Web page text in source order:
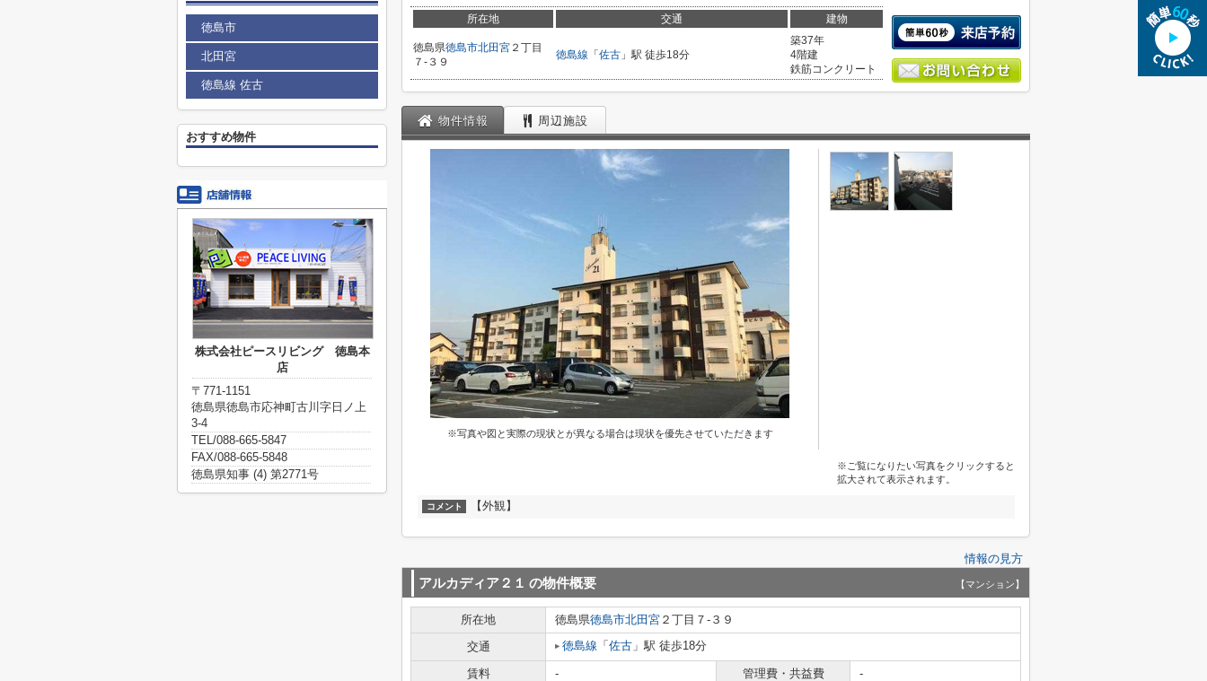
所在地 交通 建物
徳島県徳島市北田宮 ２丁目
７-３９
徳島線 「 佐古 」駅 徒歩18分
築37年
4階建
鉄筋コンクリート
物件情報 周辺施設
※写真や図と実際の現状とが異なる場合は現状を優先させていただきます
※ご覧になりたい写真をクリックすると
拡大されて表示されます。
コメント 【外観】
情報の見方
アルカディア２１ の物件概要 【マンション】
所在地 徳島県徳島市北田宮 ２丁目７-３９
交通
徳島線 「 佐古 」駅 徒歩18分
賃料 - 管理費・共益費
-
徳島市
北田宮
徳島線 佐古
おすすめ物件
株式会社ピースリビング 徳島本
店
〒771-1151
徳島県徳島市応神町古川字日ノ上
3-4
TEL/088-665-5847
FAX/088-665-5848
徳島県知事 (4) 第2771号